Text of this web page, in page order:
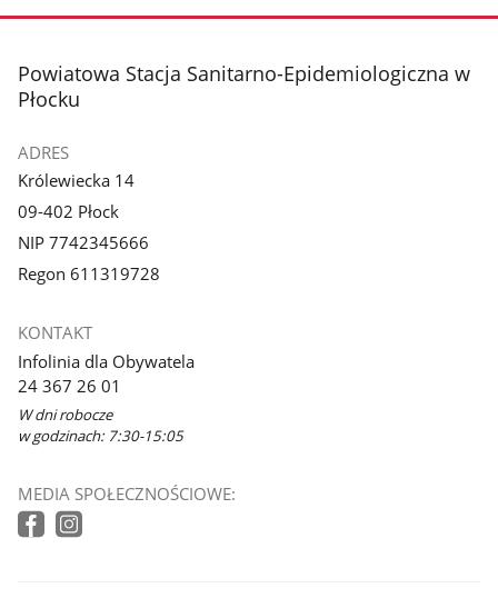
stopka
Powiatowa Stacja Sanitarno-Epidemiologiczna w
Płocku
ADRES
Królewiecka 14
09-402 Płock
NIP 7742345666
Regon 611319728
KONTAKT
Infolinia dla Obywatela
24 367 26 01
W dni robocze
w godzinach: 7:30-15:05
MEDIA SPOŁECZNOŚCIOWE: